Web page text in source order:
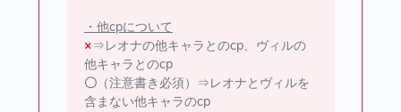
・他cpについて
×⇒レオナの他キャラとのcp、ヴィルの
他キャラとのcp
〇 （注意書き必須）⇒レオナとヴィルを
含まない他キャラのcp